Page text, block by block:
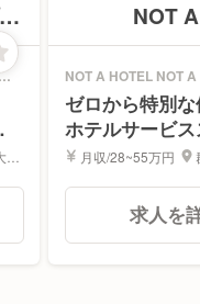
NOT
NOT A HOTEL NOT
KITAKARUIZAWA |
ゼロから特別
ホテルサービ
月収/28~55万円
求人を